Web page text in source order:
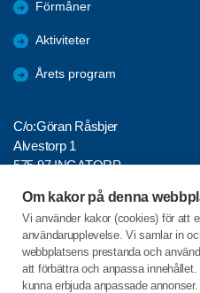
Om kakor på denna
Vi använder kakor (cookies) för att
användarupplevelse. Vi samlar in
webbplatsens prestanda och
att förbättra och anpassa
kunna erbjuda anpassade annonser.
Förmåner
Aktiviteter
Årets program
C/o:Göran Råsbjer
Alvestorp 1
575 97 INGATORP
Telefon:+46 705618583
goran.rasbjer@gmail.com